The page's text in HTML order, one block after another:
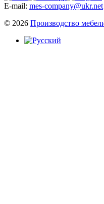
E-mail: mes-company@ukr.net
© 2026 Производство